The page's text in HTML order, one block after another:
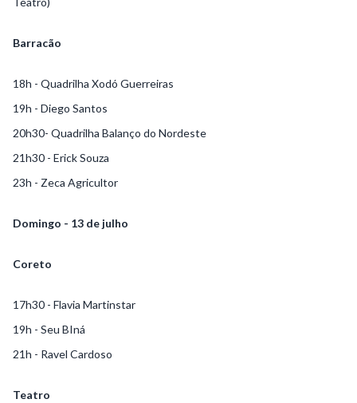
Barracão
18h - Quadrilha Xodó Guerreiras
19h - Diego Santos
20h30- Quadrilha Balanço do Nordeste
21h30 - Erick Souza
23h - Zeca Agricultor
Domingo - 13 de julho
Coreto
17h30 - Flavia Martinstar
19h - Seu BIná
21h - Ravel Cardoso
Teatro